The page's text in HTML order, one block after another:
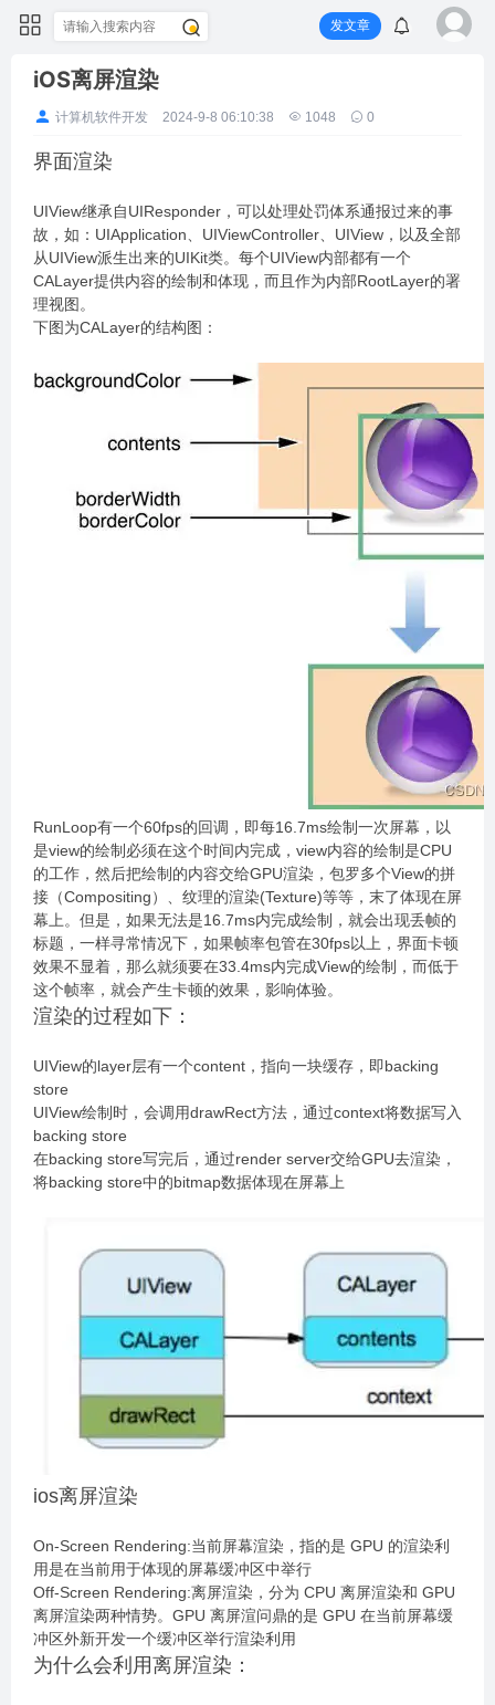
发文章
iOS离屏渲染
计算机软件开发 2024-9-8 06:10:38 1048 0
界面渲染
UIView继承自UIResponder，可以处理处罚体系通报过来的事
故，如：UIApplication、UIViewController、UIView，以及全部
从UIView派生出来的UIKit类。每个UIView内部都有一个
CALayer提供内容的绘制和体现，而且作为内部RootLayer的署
理视图。
下图为CALayer的结构图：
RunLoop有一个60fps的回调，即每16.7ms绘制一次屏幕，以
是view的绘制必须在这个时间内完成，view内容的绘制是CPU
的工作，然后把绘制的内容交给GPU渲染，包罗多个View的拼
接（Compositing）、纹理的渲染(Texture)等等，末了体现在屏
幕上。但是，如果无法是16.7ms内完成绘制，就会出现丢帧的
标题，一样寻常情况下，如果帧率包管在30fps以上，界面卡顿
效果不显着，那么就须要在33.4ms内完成View的绘制，而低于
这个帧率，就会产生卡顿的效果，影响体验。
渲染的过程如下：
UIView的layer层有一个content，指向一块缓存，即backing
store
UIView绘制时，会调用drawRect方法，通过context将数据写入
backing store
在backing store写完后，通过render server交给GPU去渲染，
将backing store中的bitmap数据体现在屏幕上
ios离屏渲染
On-Screen Rendering:当前屏幕渲染，指的是 GPU 的渲染利
用是在当前用于体现的屏幕缓冲区中举行
Off-Screen Rendering:离屏渲染，分为 CPU 离屏渲染和 GPU
离屏渲染两种情势。GPU 离屏渲问鼎的是 GPU 在当前屏幕缓
冲区外新开发一个缓冲区举行渲染利用
为什么会利用离屏渲染：